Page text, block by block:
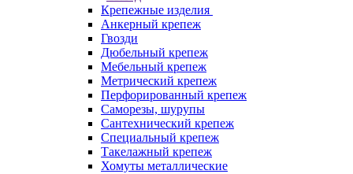
Крепежные изделия
Анкерный крепеж
Гвозди
Дюбельный крепеж
Мебельный крепеж
Метрический крепеж
Перфорированный крепеж
Саморезы, шурупы
Сантехнический крепеж
Специальный крепеж
Такелажный крепеж
Хомуты металлические